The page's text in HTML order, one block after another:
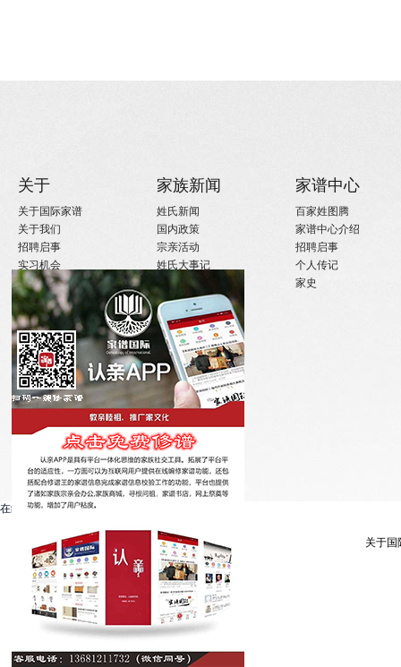
关于
关于国际家谱
关于我们
招聘启事
实习机会
微信订阅
家族新闻
姓氏新闻
国内政策
宗亲活动
姓氏大事记
寻亲咨询
家谱中心
百家姓图腾
家谱中心介绍
招聘启事
个人传记
家史
关于国
在线客服系统